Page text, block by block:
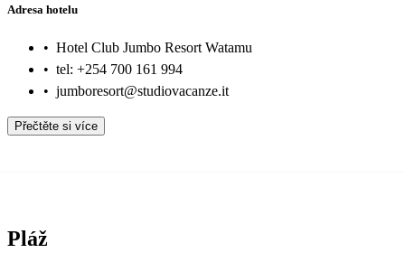
Adresa hotelu
• Hotel Club Jumbo Resort Watamu
• tel: +254 700 161 994
• jumboresort@studiovacanze.it
Přečtěte si více
Pláž